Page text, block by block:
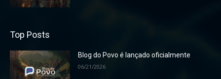
Top Posts
Blog do Povo é lançado oficialmente
06/21/2026